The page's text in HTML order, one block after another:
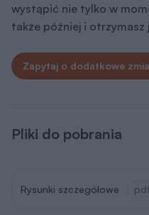
wystąpić nie tylko w
także później i otrzymasz
Zapytaj o dodatkowe
Pliki do pobrania
Rysunki szczegółowe